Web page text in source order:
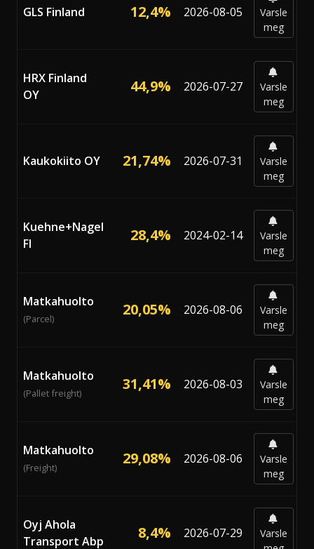
GLS Finland 12,4% 2026-08-05
Varsle
meg
HRX Finland
OY
44,9% 2026-07-27
Varsle
meg
Kaukokiito OY 21,74% 2026-07-31
Varsle
meg
Kuehne+Nagel
FI
28,4% 2024-02-14
Varsle
meg
Matkahuolto
(Parcel) 20,05% 2026-08-06
Varsle
meg
Matkahuolto
(Pallet freight) 31,41% 2026-08-03
Varsle
meg
Matkahuolto
(Freight) 29,08% 2026-08-06
Varsle
meg
Oyj Ahola
Transport Abp
8,4% 2026-07-29
Varsle